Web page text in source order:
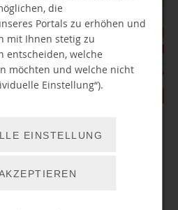
in der Bibo
die
Portals zu erhöhen und
mit Ihnen stetig zu
entscheiden, welche
möchten und welche nicht
Einstellung“).
EINSTELLUNG